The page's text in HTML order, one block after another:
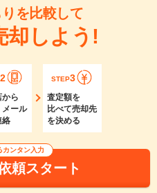
を比較して
却しよう!
2
から
メール
絡
STEP3
査定額を
比べて売却先
を決める
カンタン入力
頼スタート